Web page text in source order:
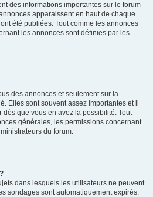
des informations importantes sur le forum
apparaissent en haut de chaque
été publiées. Tout comme les annonces
les annonces sont définies par les
des annonces et seulement sur la
Elles sont souvent assez importantes et il
que vous en avez la possibilité. Tout
générales, les permissions concernant
du forum.
dans lesquels les utilisateurs ne peuvent
sondages sont automatiquement expirés.